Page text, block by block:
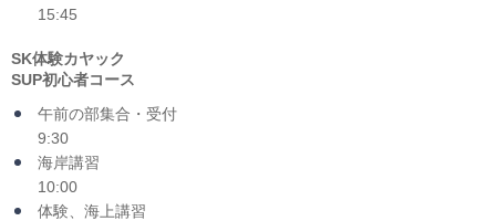
15:45
SK体験カヤック
SUP初心者コース
午前の部集合・受付
9:30
海岸講習
10:00
体験、海上講習